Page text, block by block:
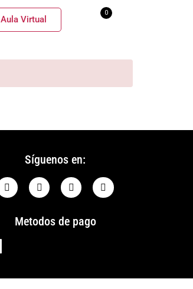
Aula Virtual
0
Síguenos en:
Metodos de pago